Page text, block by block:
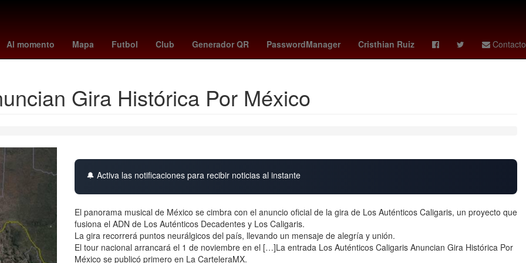
Al momento Mapa Futbol Club Generador QR PasswordManager Cristhian Ruiz Contacto
Paredes mariners - giants sorteo mayor lotería nacional Cholo Simeone Melania Trump Zinedine Zidane Maluma
Gira Histórica Por México
🔔 Activa las notificaciones para recibir noticias al instante
El panorama musical de México se cimbra con el anuncio oficial de la gira de Los Auténticos Caligaris, un proyecto que
fusiona el ADN de Los Auténticos Decadentes y Los Caligaris.
La gira recorrerá puntos neurálgicos del país, llevando un mensaje de alegría y unión.
El tour nacional arrancará el 1 de noviembre en el […]La entrada Los Auténticos Caligaris Anuncian Gira Histórica Por
México se publicó primero en La CarteleraMX.